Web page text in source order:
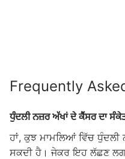
Frequently
ਧੁੰਦਲੀ ਨਜ਼ਰ ਅੱਖਾਂ ਦੇ ਕੈਂਸਰ ਦਾ
ਹਾਂ, ਕੁਝ ਮਾਮਲਿਆਂ ਵਿੱਚ
ਸਕਦੀ ਹੈ। ਜੇਕਰ ਇਹ ਲੱਛਣ